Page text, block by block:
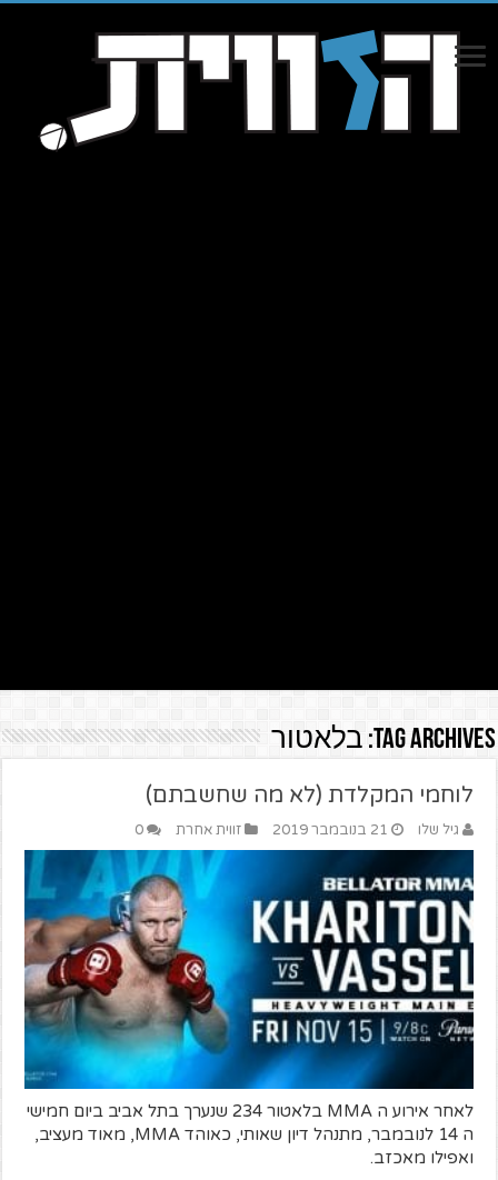
Tag Archives: בלאטור
לוחמי המקלדת (לא מה שחשבתם)
גיל שלו 21 בנובמבר 2019 זווית אחרת 0
לאחר אירוע ה MMA בלאטור 234 שנערך בתל אביב ביום חמישי
ה 14 לנובמבר, מתנהל דיון שאותי, כאוהד MMA, מאוד מעציב,
ואפילו מאכזב.